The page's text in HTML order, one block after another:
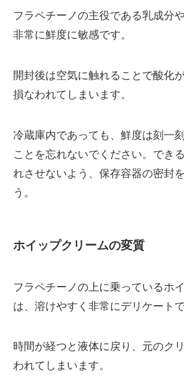
フラペチーノの主役である乳成分
非常に鮮度に敏感です。
開封後は空気に触れることで酸化
損なわれてしまいます。
冷蔵庫内であっても、鮮度は刻一
ことを忘れないでください。でき
れさせないよう、保存容器の密封
う。
ホイップクリームの変質
フラペチーノの上に乗っているホ
は、溶けやすく非常にデリケートで
時間が経つと液体に戻り、元のク
われてしまいます。